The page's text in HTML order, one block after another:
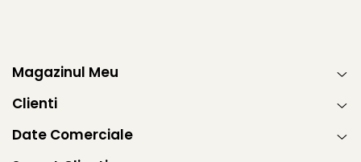
Magazinul Meu
Clienti
Date Comerciale